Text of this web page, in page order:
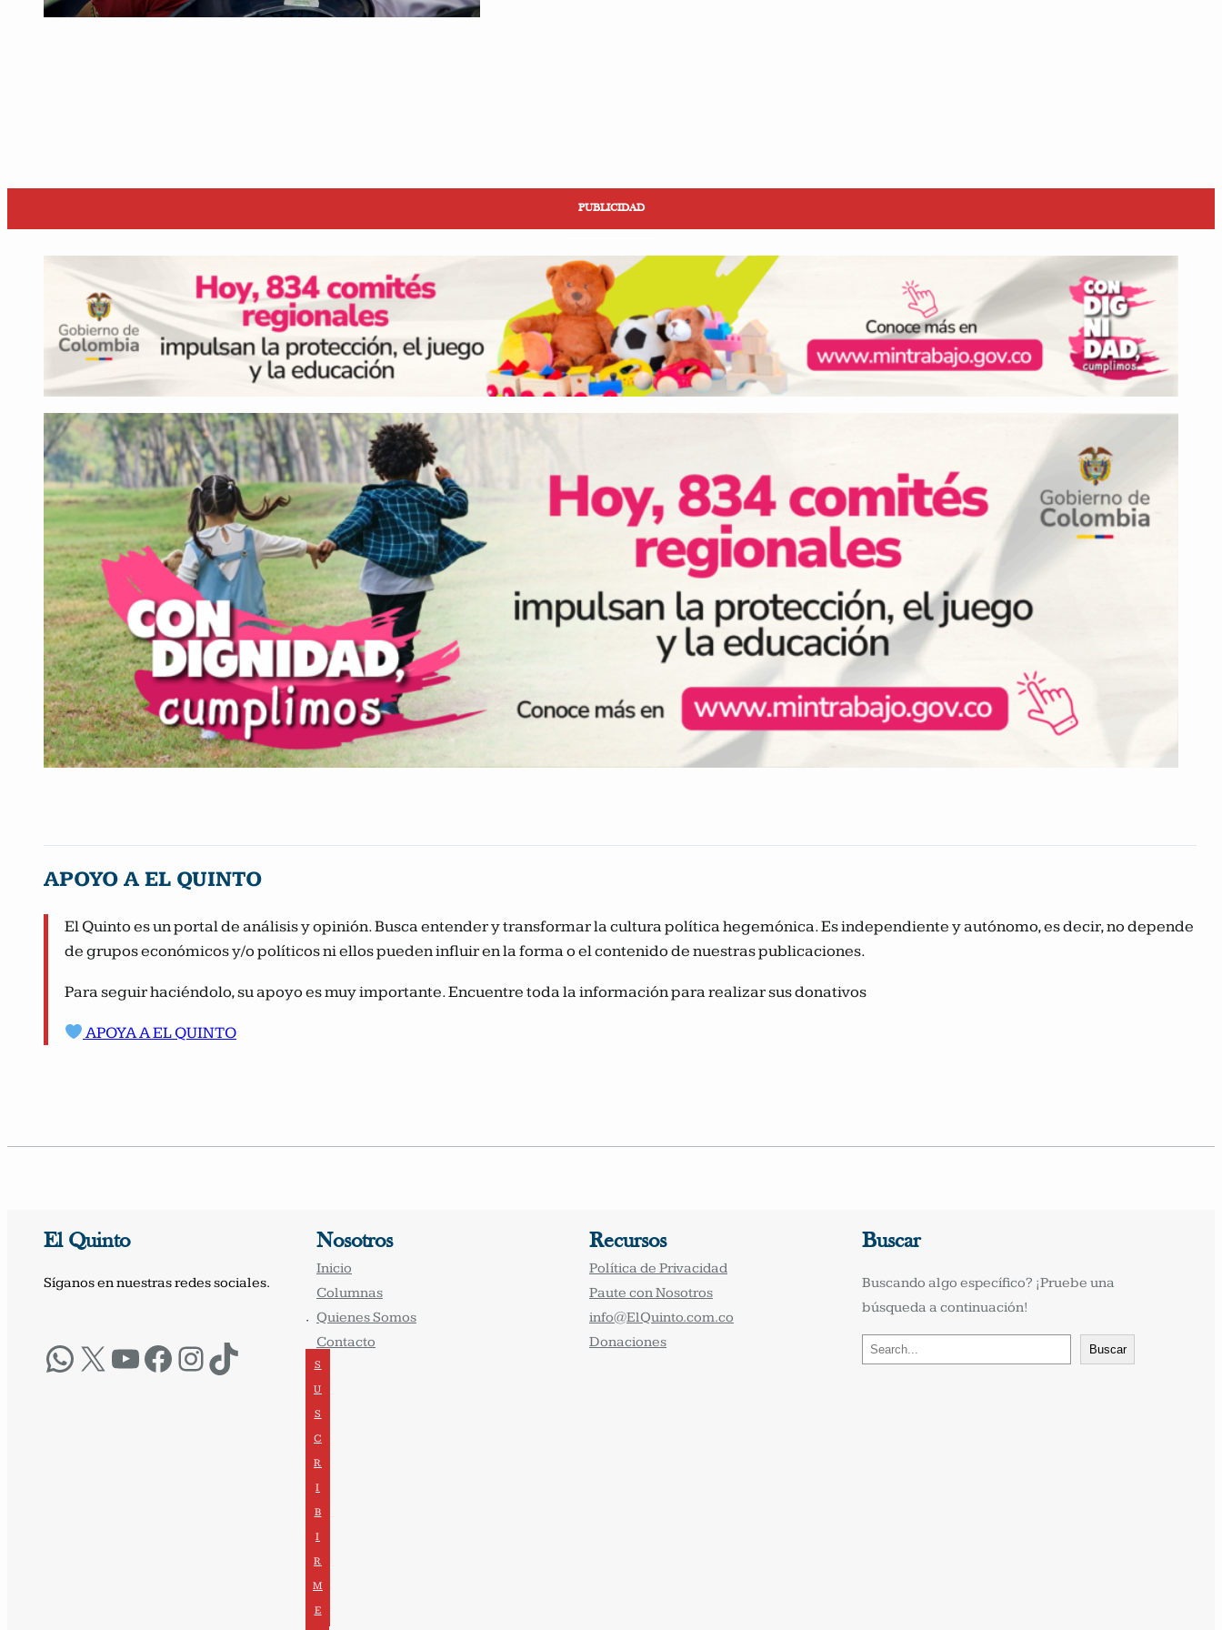
PUBLICIDAD
APOYO A EL QUINTO
El Quinto es un portal de análisis y opinión. Busca entender y transformar la cultura política hegemónica. Es independiente y autónomo, es decir, no depende
de grupos económicos y/o políticos ni ellos pueden influir en la forma o el contenido de nuestras publicaciones.
Para seguir haciéndolo, su apoyo es muy importante. Encuentre toda la información para realizar sus donativos
APOYA A EL QUINTO
El Quinto
Síganos en nuestras redes sociales.
WhatsApp X YouTube Facebook InstagramTikTok
·
S
U
S
C
R
I
B
I
R
M
E
Nosotros
Inicio
Columnas
Quienes Somos
Contacto
Recursos
Política de Privacidad
Paute con Nosotros
info@ElQuinto.com.co
Donaciones
Buscar
Buscando algo específico? ¡Pruebe una
búsqueda a continuación!
Buscar